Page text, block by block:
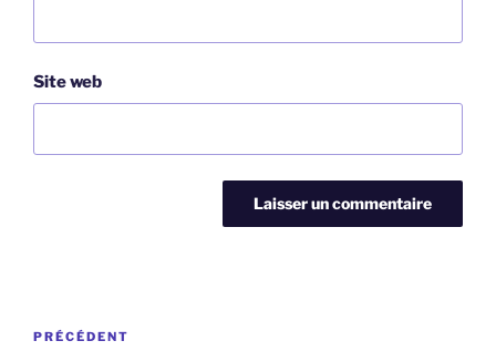
Site web
Navigation
Article
PRÉCÉDENT